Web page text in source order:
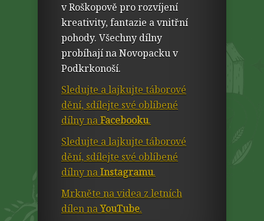
v Roškopově pro rozvíjení
kreativity, fantazie a vnitřní
pohody. Všechny dílny
probíhají na Novopacku v
Podkrkonoší.
Sledujte a lajkujte táborové
dění, sdílejte své oblíbené
dílny naFacebooku.
Sledujte a lajkujte táborové
dění, sdílejte své oblíbené
dílny naInstagramu.
Mrkněte na videa z letních
dílen naYouTube.